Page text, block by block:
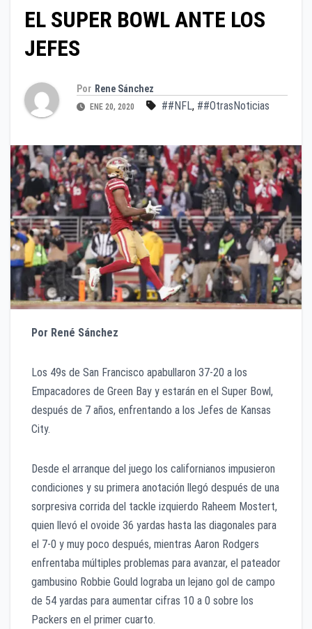
EL SUPER BOWL ANTE LOS
JEFES
Por Rene Sánchez
ENE 20, 2020 ##NFL, ##OtrasNoticias
Por René Sánchez
Los 49s de San Francisco apabullaron 37-20 a los
Empacadores de Green Bay y estarán en el Super Bowl,
después de 7 años, enfrentando a los Jefes de Kansas
City.
Desde el arranque del juego los californianos impusieron
condiciones y su primera anotación llegó después de una
sorpresiva corrida del tackle izquierdo Raheem Mostert,
quien llevó el ovoide 36 yardas hasta las diagonales para
el 7-0 y muy poco después, mientras Aaron Rodgers
enfrentaba múltiples problemas para avanzar, el pateador
gambusino Robbie Gould lograba un lejano gol de campo
de 54 yardas para aumentar cifras 10 a 0 sobre los
Packers en el primer cuarto.